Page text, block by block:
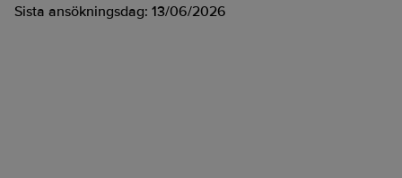
Sista ansökningsdag: 13/06/2026